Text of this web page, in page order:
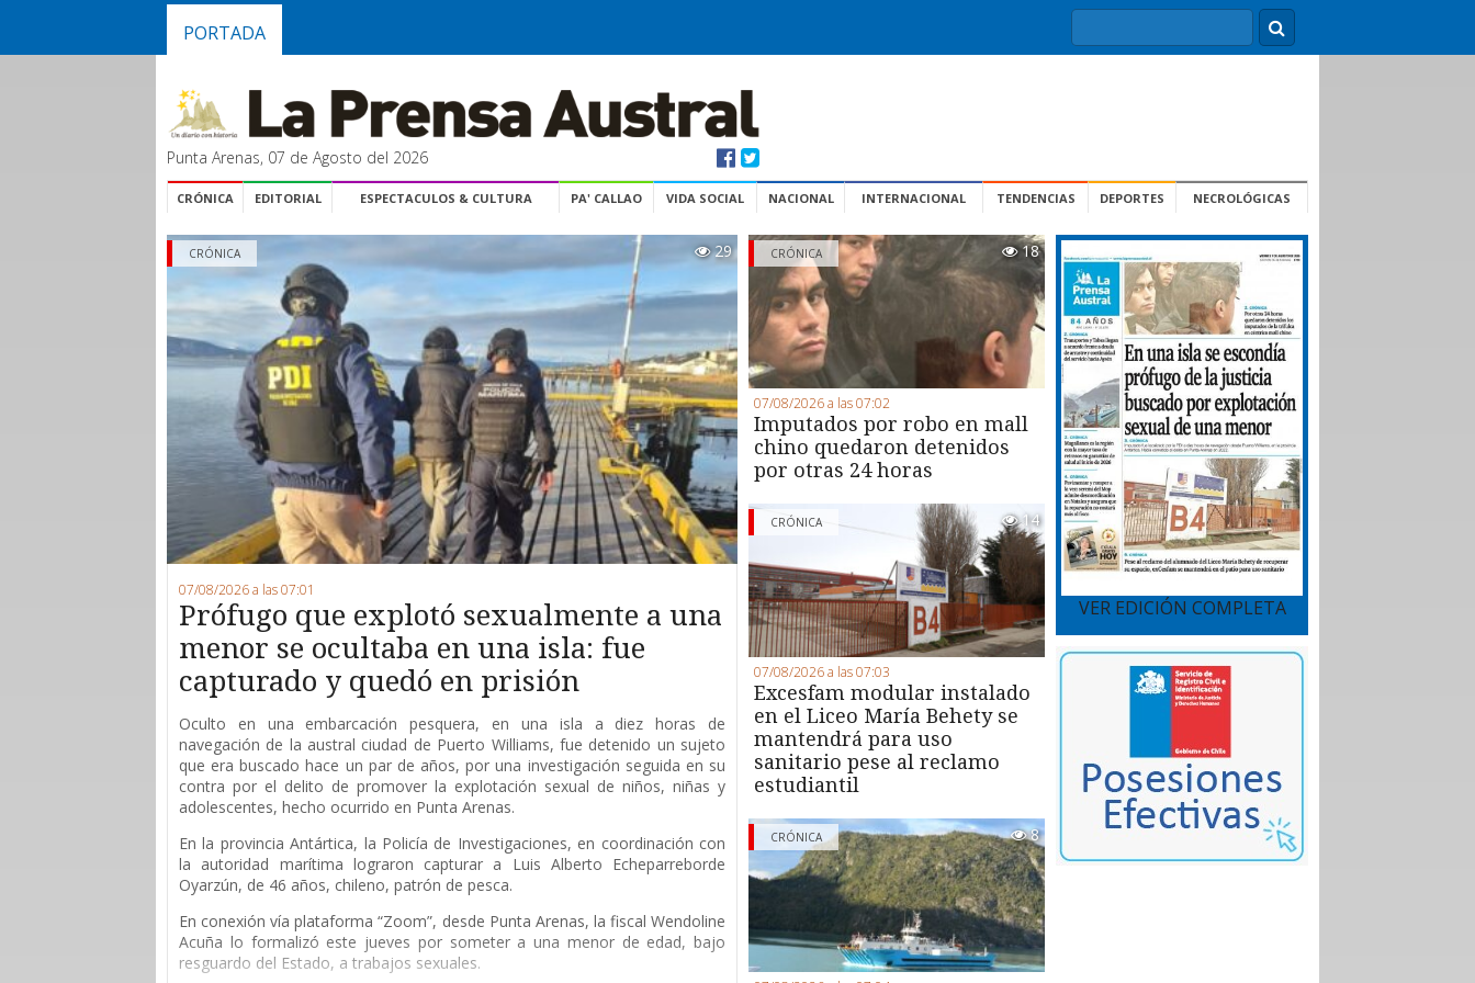
PORTADA
Punta Arenas, 07 de Agosto del 2026
CRÓNICA EDITORIAL ESPECTACULOS & CULTURA PA' CALLAO VIDA SOCIAL NACIONAL INTERNACIONAL TENDENCIAS DEPORTES NECROLÓGICAS
29
CRÓNICA
07/08/2026 a las 07:01
Prófugo que explotó sexualmente a una
menor se ocultaba en una isla: fue
capturado y quedó en prisión
Oculto en una embarcación pesquera, en una isla a diez horas de
navegación de la austral ciudad de Puerto Williams, fue detenido un sujeto
que era buscado hace un par de años, por una investigación seguida en su
contra por el delito de promover la explotación sexual de niños, niñas y
adolescentes, hecho ocurrido en Punta Arenas.
En la provincia Antártica, la Policía de Investigaciones, en coordinación con
la autoridad marítima lograron capturar a Luis Alberto Echeparreborde
Oyarzún, de 46 años, chileno, patrón de pesca.
En conexión vía plataforma “Zoom”, desde Punta Arenas, la fiscal Wendoline
Acuña lo formalizó este jueves por someter a una menor de edad, bajo
resguardo del Estado, a trabajos sexuales.
CRÓNICA 18
07/08/2026 a las 07:02
Imputados por robo en mall
chino quedaron detenidos
por otras 24 horas
CRÓNICA 14
07/08/2026 a las 07:03
Excesfam modular instalado
en el Liceo María Behety se
mantendrá para uso
sanitario pese al reclamo
estudiantil
CRÓNICA 8
VER EDICIÓN COMPLETA